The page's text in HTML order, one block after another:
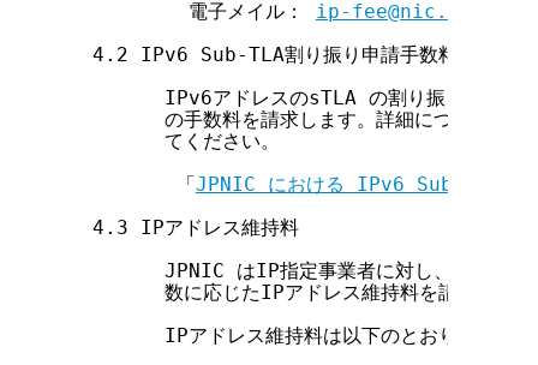
          電子メイル：
ip-fee@nic.ad.jp
  4.2 IPv6 Sub-TLA割り振り申請手数料
IPv6アドレスのsTLA の割り振り申請に
の手数料を請求します。詳細については、
        てください。
         「
JPNIC における IPv6 Sub-
  4.3 IPアドレス維持料
JPNIC はIP指定事業者に対し、JPNICか
数に応じたIPアドレス維持料を請求します
        IPアドレス維持料は以下のとおりです。